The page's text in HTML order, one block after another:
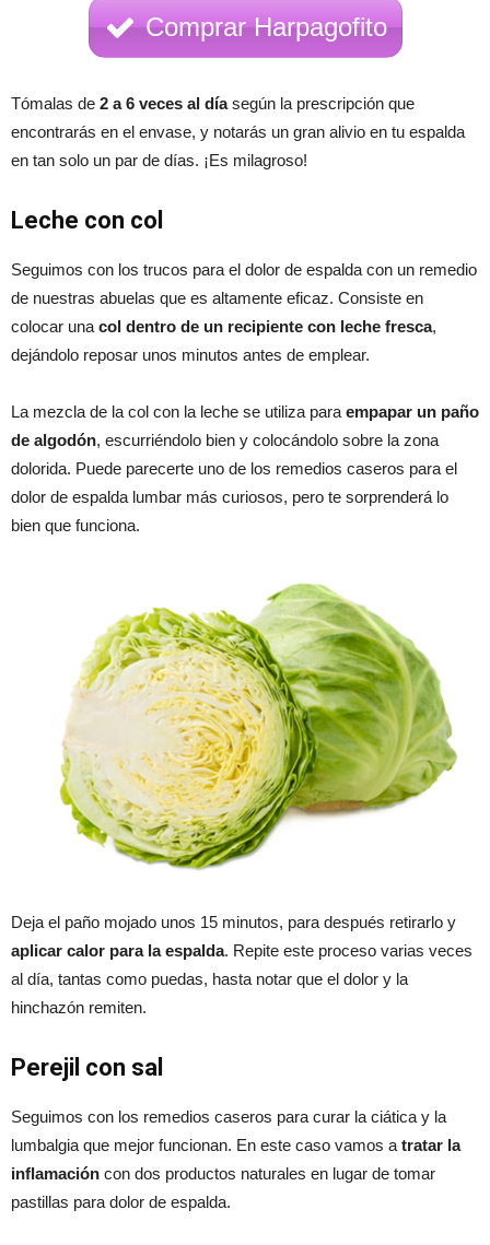
Comprar Harpagofito
Tómalas de 2 a 6 veces al díasegún la prescripción que
encontrarás en el envase, y notarás un gran alivio en tu espalda
en tan solo un par de días. ¡Es milagroso!
Leche con col
Seguimos con los trucos para el dolor de espalda con un remedio
de nuestras abuelas que es altamente eficaz. Consiste en
colocar una col dentro de un recipiente con leche fresca,
dejándolo reposar unos minutos antes de emplear.
La mezcla de la col con la leche se utiliza para empapar un paño
de algodón, escurriéndolo bien y colocándolo sobre la zona
dolorida. Puede parecerte uno de los remedios caseros para el
dolor de espalda lumbar más curiosos, pero te sorprenderá lo
bien que funciona.
Deja el paño mojado unos 15 minutos, para después retirarlo y
aplicar calor para la espalda. Repite este proceso varias veces
al día, tantas como puedas, hasta notar que el dolor y la
hinchazón remiten.
Perejil con sal
Seguimos con los remedios caseros para curar la ciática y la
lumbalgia que mejor funcionan. En este caso vamos atratar la
inflamación con dos productos naturales en lugar de tomar
pastillas para dolor de espalda.